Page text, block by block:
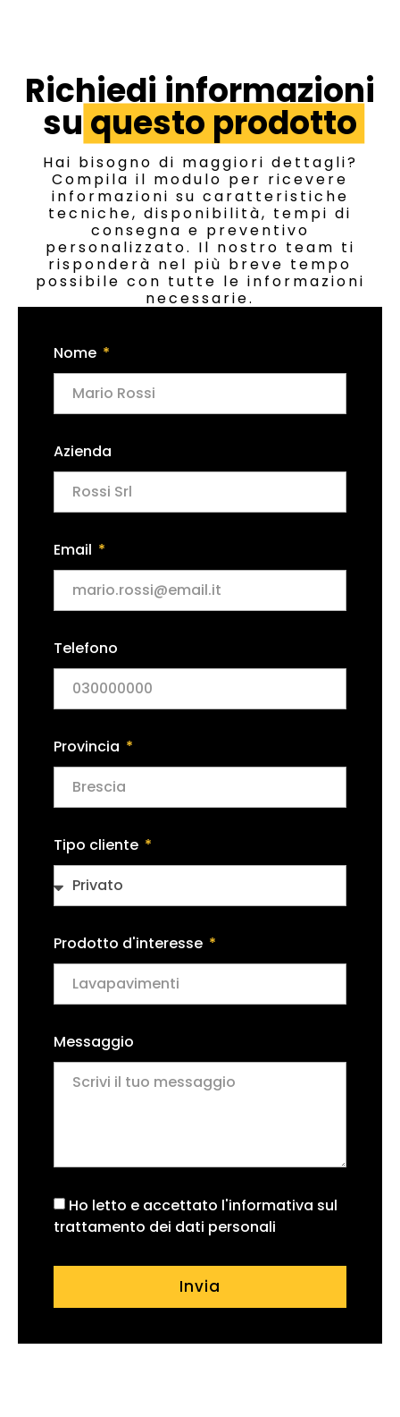
Richiedi informazioni
su questo prodotto
Hai bisogno di maggiori dettagli?
Compila il modulo per ricevere
informazioni su caratteristiche
tecniche, disponibilità, tempi di
consegna e preventivo
personalizzato. Il nostro team ti
risponderà nel più breve tempo
possibile con tutte le informazioni
necessarie.
Nome
Azienda
Email
Telefono
Provincia
Tipo cliente
Prodotto d'interesse
Messaggio
Ho letto e accettato l'informativa sul
trattamento dei dati personali
Invia